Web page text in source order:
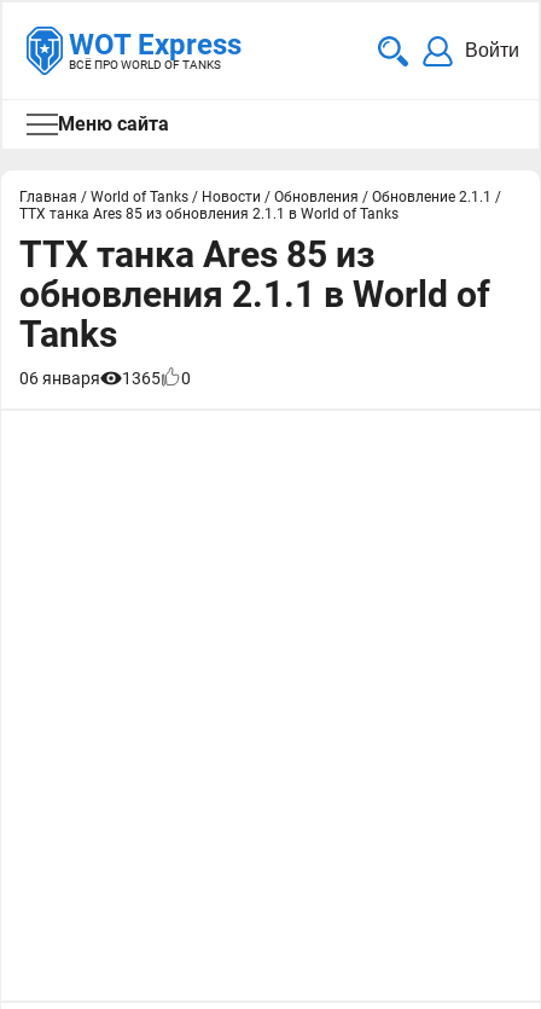
WOT Express
ВСЁ ПРО WORLD OF TANKS
Войти
Меню сайта
Главная / World of Tanks / Новости / Обновления / Обновление 2.1.1 /
ТТХ танка Ares 85 из обновления 2.1.1 в World of Tanks
ТТХ танка Ares 85 из
обновления 2.1.1 в World of
Tanks
06 января 1365 0